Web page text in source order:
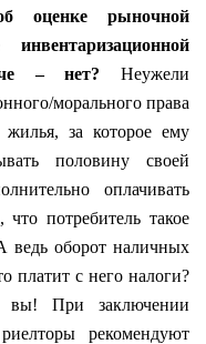
оценке рыночной
– нет? Неужели
морального права
жилья, за которое ему
половину своей
оплачивать
потребитель такое
ведь оборот наличных
платит с него налоги?
вы! При заключении
рекомендуют